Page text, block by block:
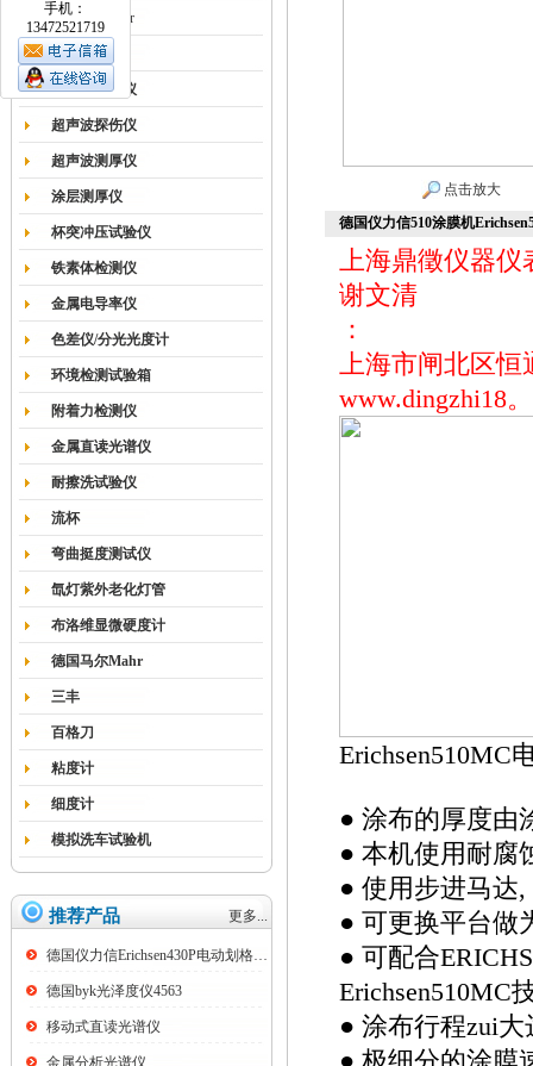
手机：
13472521719
英国Elcometer
耐磨试验机
色差仪光泽仪
超声波探伤仪
超声波测厚仪
涂层测厚仪
杯突冲压试验仪
铁素体检测仪
金属电导率仪
色差仪/分光光度计
环境检测试验箱
附着力检测仪
金属直读光谱仪
耐擦洗试验仪
流杯
弯曲挺度测试仪
氙灯紫外老化灯管
布洛维显微硬度计
德国马尔Mahr
三丰
百格刀
粘度计
细度计
模拟洗车试验机
推荐产品 更多...
德国仪力信Erichsen430P电动划格试验仪
德国byk光泽度仪4563
移动式直读光谱仪
金属分析光谱仪
点击放大
德国仪力信510涂膜机
上海鼎徵仪器仪
谢文清
：
上海市闸北区恒
www.dingzhi18
Erichsen510MC
● 涂布的厚度由
● 本机使用耐腐
● 使用步进马达
● 可更换平台做
● 可配合
Erichsen510MC
● 涂布行程zui